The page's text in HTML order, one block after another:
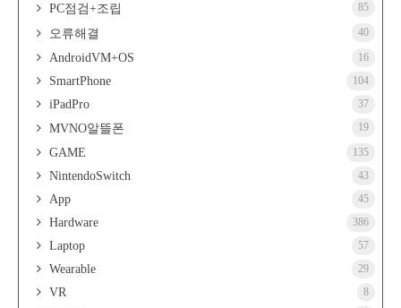
PC점검+조립 85
오류해결 40
AndroidVM+OS 16
SmartPhone 104
iPadPro 37
MVNO알뜰폰 19
GAME 135
NintendoSwitch 43
App 45
Hardware 386
Laptop 57
Wearable 29
VR 8